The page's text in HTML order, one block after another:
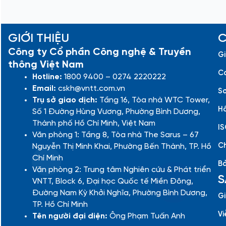
GIỚI THIỆU
Công ty Cổ phần Công nghệ & Truyền
thông Việt Nam
Hotline: 1800 9400 – 0274 2220222
Email: cskh@vntt.com.vn
Trụ sở giao dịch: Tầng 16, Tòa nhà WTC Tower,
Số 1 Đường Hùng Vương, Phường Bình Dương,
Thành phố Hồ Chí Minh, Việt Nam
Văn phòng 1: Tầng 8, Tòa nhà The Sarus – 67
Nguyễn Thị Minh Khai, Phường Bến Thành, TP. Hồ
Chí Minh
Văn phòng 2: Trung tâm Nghiên cứu & Phát triển
VNTT, Block 6, Đại học Quốc tế Miền Đông,
Đường Nam Kỳ Khởi Nghĩa, Phường Bình Dương,
TP. Hồ Chí Minh
Tên người đại diện: Ông Phạm Tuấn Anh